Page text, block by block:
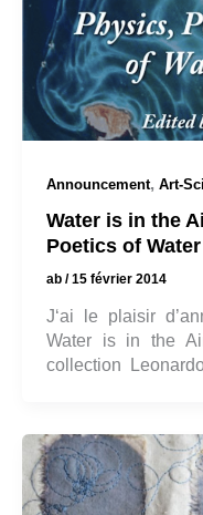
Announcement, Art-
Water is in the
Poetics of
ab /15 février 2014
J‘ai le plaisir
Water is in the
collection